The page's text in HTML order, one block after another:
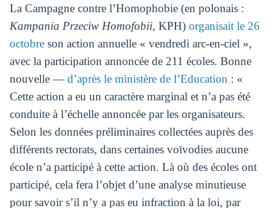
La Campagne contre l’Homophobie (en polonais :
Kampania Przeciw Homofobii, KPH) organisait le 26
octobreson action annuelle « vendredi arc-en-ciel »,
avec la participation annoncée de 211 écoles. Bonne
nouvelle —d’après le ministère de l’Education : «
Cette action a eu un caractère marginal et n’a pas été
conduite à l’échelle annoncée par les organisateurs.
Selon les données préliminaires collectées auprès des
différents rectorats, dans certaines voïvodies aucune
école n’a participé à cette action. Là où des écoles ont
participé, cela fera l’objet d’une analyse minutieuse
pour savoir s’il n’y a pas eu infraction à la loi, par